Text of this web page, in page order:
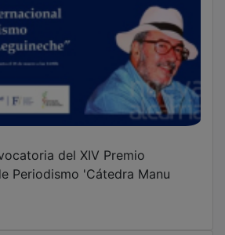
del XIV Premio
Periodismo 'Cátedra Manu